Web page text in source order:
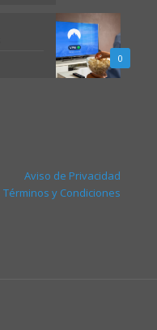
0
Aviso de Privacidad
Términos y Condiciones